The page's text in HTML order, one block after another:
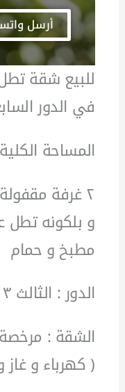
أرسل
للبيع شقة
في الدور السابع
المساحة الكلية : ١٢٠
و بلكونه تطل
مطبخ و حمام
الدور : الثالث ٣
الشقة :
( كهرباء و غاز